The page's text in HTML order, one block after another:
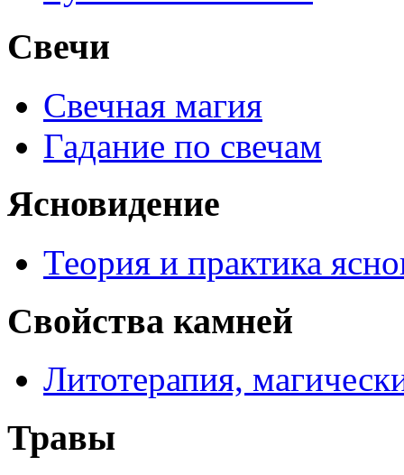
Свечи
Свечная магия
Гадание по свечам
Ясновидение
Теория и практика
Свойства камней
Литотерапия,
Травы